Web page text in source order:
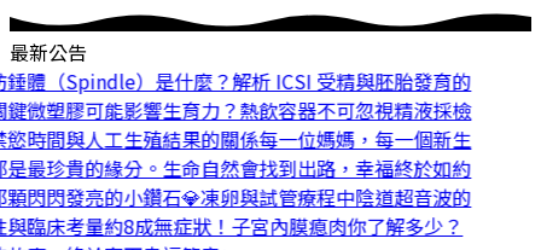
最新公告
體（Spindle）是什麼？解析 ICSI 受精與胚胎發育的
微塑膠可能影響生育力？熱飲容器不可忽視精液採檢
時間與人工生殖結果的關係每一位媽媽，每一個新生
最珍貴的緣分。 生命自然會找到出路，幸福終於如約
閃閃發亮的小鑽石💎凍卵與試管療程中陰道超音波的
臨床考量約8成無症狀！子宮內膜瘜肉你了解多少？